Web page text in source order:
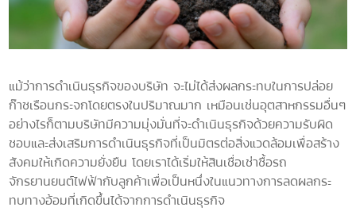
แม้ว่าการดำเนินธุรกิจของบริษัท จะไม่ได้ส่งผลกระทบในการปล่อย
ก๊าซเรือนกระจกโดยตรงในปริมาณมาก เหมือนเช่นอุตสาหกรรมอื่นๆ
อย่างไรก็ตามบริษัทมีความมุ่งมั่นที่จะดำเนินธุรกิจด้วยความรับผิด
ชอบและส่งเสริมการดำเนินธุรกิจที่เป็นมิตรต่อสิ่งแวดล้อมเพื่อสร้าง
สังคมให้เกิดความยั่งยืน โดยเราได้เริ่มให้สินเชื่อเช่าซื้อรถ
จักรยานยนต์ไฟฟ้ากับลูกค้าเพื่อเป็นหนึ่งในแนวทางการลดผลกระ
ทบทางอ้อมที่เกิดขึ้นได้จากการดำเนินธุรกิจ